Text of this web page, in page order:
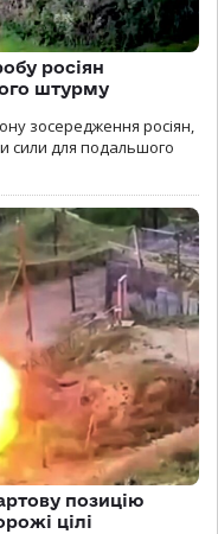
росіян
штурму
зосередження росіян,
сили для подальшого
позицію
цілі